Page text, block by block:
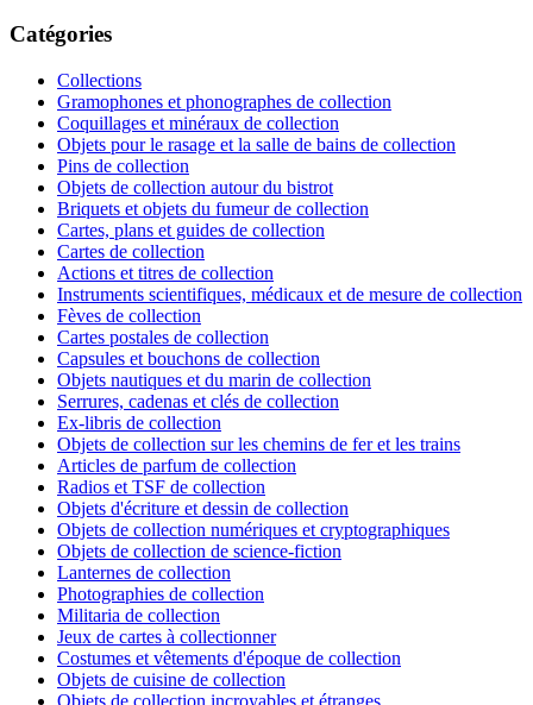
Catégories
Collections
Gramophones et phonographes de collection
Coquillages et minéraux de collection
Objets pour le rasage et la salle de bains de collection
Pins de collection
Objets de collection autour du bistrot
Briquets et objets du fumeur de collection
Cartes, plans et guides de collection
Cartes de collection
Actions et titres de collection
Instruments scientifiques, médicaux et de mesure de collection
Fèves de collection
Cartes postales de collection
Capsules et bouchons de collection
Objets nautiques et du marin de collection
Serrures, cadenas et clés de collection
Ex-libris de collection
Objets de collection sur les chemins de fer et les trains
Articles de parfum de collection
Radios et TSF de collection
Objets d'écriture et dessin de collection
Objets de collection numériques et cryptographiques
Objets de collection de science-fiction
Lanternes de collection
Photographies de collection
Militaria de collection
Jeux de cartes à collectionner
Costumes et vêtements d'époque de collection
Objets de cuisine de collection
Objets de collection incroyables et étranges